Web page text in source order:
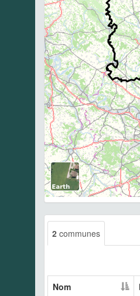
2 communes
Nom